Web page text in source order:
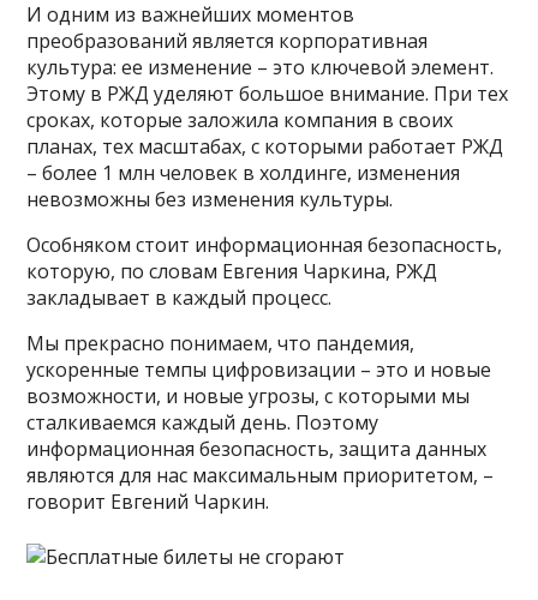
И одним из важнейших моментов
преобразований является корпоративная
культура: ее изменение – это ключевой элемент.
Этому в РЖД уделяют большое внимание. При тех
сроках, которые заложила компания в своих
планах, тех масштабах, с которыми работает РЖД
– более 1 млн человек в холдинге, изменения
невозможны без изменения культуры.
Особняком стоит информационная безопасность,
которую, по словам Евгения Чаркина, РЖД
закладывает в каждый процесс.
Мы прекрасно понимаем, что пандемия,
ускоренные темпы цифровизации – это и новые
возможности, и новые угрозы, с которыми мы
сталкиваемся каждый день. Поэтому
информационная безопасность, защита данных
являются для нас максимальным приоритетом, –
говорит Евгений Чаркин.